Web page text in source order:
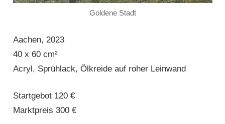
Goldene Stadt
Aachen, 2023
40 x 60 cm²
Acryl, Sprühlack, Ölkreide auf roher Leinwand
Startgebot 120 €
Marktpreis 300 €